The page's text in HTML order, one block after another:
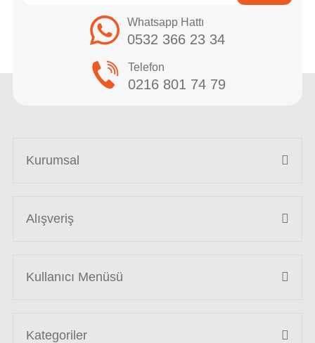
Whatsapp Hattı
0532 366 23 34
Telefon
0216 801 74 79
Kurumsal
Alışveriş
Kullanıcı Menüsü
Kategoriler